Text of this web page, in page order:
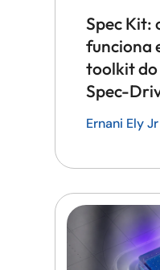
Spec Kit:
funciona
toolkit
Spec-
Ernani Ely Jr